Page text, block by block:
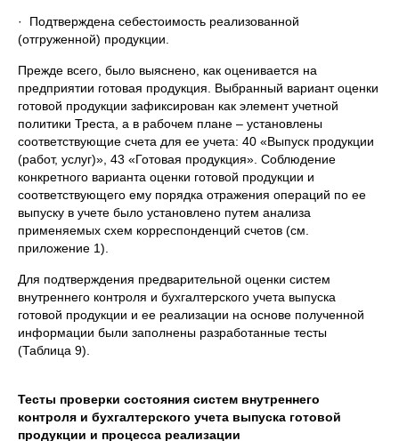
· Подтверждена себестоимость реализованной
(отгруженной) продукции.
Прежде всего, было выяснено, как оценивается на
предприятии готовая продукция. Выбранный вариант оценки
готовой продукции зафиксирован как элемент учетной
политики Треста, а в рабочем плане – установлены
соответствующие счета для ее учета: 40 «Выпуск продукции
(работ, услуг)», 43 «Готовая продукция». Соблюдение
конкретного варианта оценки готовой продукции и
соответствующего ему порядка отражения операций по ее
выпуску в учете было установлено путем анализа
применяемых схем корреспонденций счетов (см.
приложение 1).
Для подтверждения предварительной оценки систем
внутреннего контроля и бухгалтерского учета выпуска
готовой продукции и ее реализации на основе полученной
информации были заполнены разработанные тесты
(Таблица 9).
Тесты проверки состояния систем внутреннего
контроля и бухгалтерского учета выпуска готовой
продукции и процесса реализации